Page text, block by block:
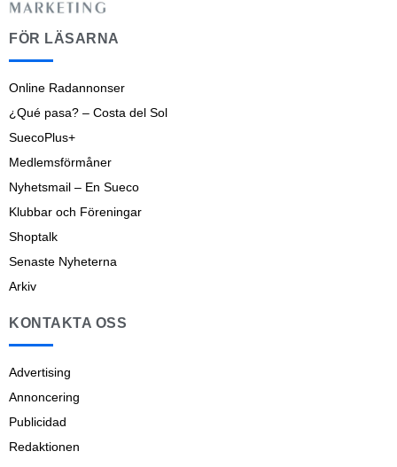
FÖR LÄSARNA
Online Radannonser
¿Qué pasa? – Costa del Sol
SuecoPlus+
Medlemsförmåner
Nyhetsmail – En Sueco
Klubbar och Föreningar
Shoptalk
Senaste Nyheterna
Arkiv
KONTAKTA OSS
Advertising
Annoncering
Publicidad
Redaktionen